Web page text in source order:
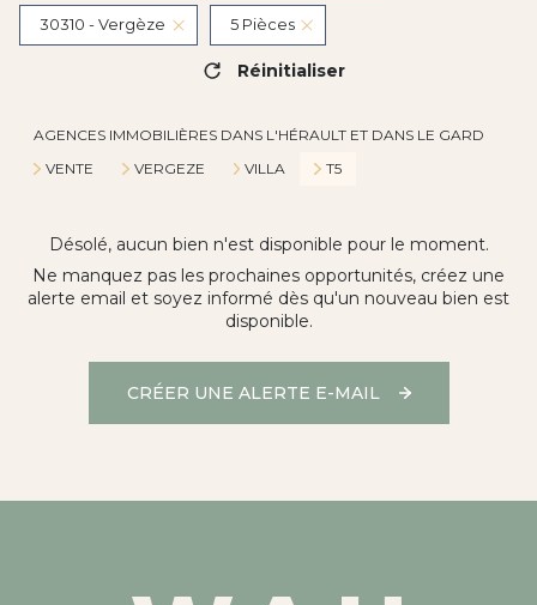
30310 - Vergèze 5 Pièces
Réinitialiser
AGENCES IMMOBILIÈRES DANS L'HÉRAULT ET DANS LE GARD
VENTE
VERGEZE VILLA T5
Désolé, aucun bien n'est disponible pour le moment.
Ne manquez pas les prochaines opportunités, créez une
alerte email et soyez informé dès qu'un nouveau bien est
disponible.
CRÉER UNE ALERTE E-MAIL